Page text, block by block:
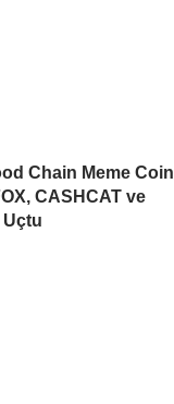
Chain Meme Coin
CASHCAT ve
Uçtu